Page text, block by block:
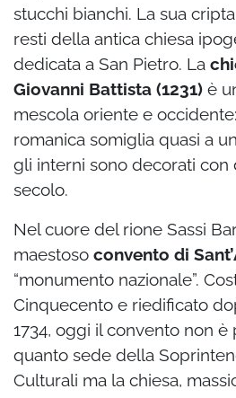
stucchi bianchi. La sua
resti della antica chiesa
dedicata a San Pietro. La
Giovanni Battista (1231) è
mescola oriente e
romanica somiglia quasi a
gli interni sono decorati con
secolo.
Nel cuore del rione Sassi
maestoso convento di
“monumento nazionale”.
Cinquecento e riedificato
1734, oggi il convento non è
quanto sede della
Culturali ma la chiesa,